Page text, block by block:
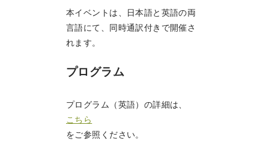
本イベントは、日本語と英語の両
言語にて、同時通訳付きで開催さ
れます。
プログラム
プログラム（英語）の詳細は、
こちら
をご参照ください。